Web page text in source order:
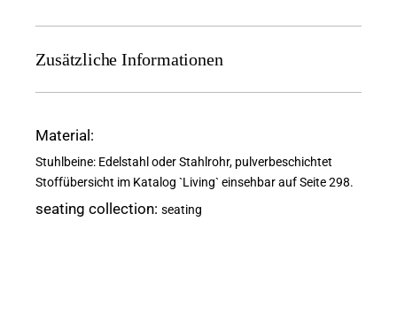
Zusätzliche Informationen
Material
Stuhlbeine: Edelstahl oder Stahlrohr, pulverbeschichtet
Stoffübersicht im Katalog `Living` einsehbar auf Seite 298.
seating collection seating